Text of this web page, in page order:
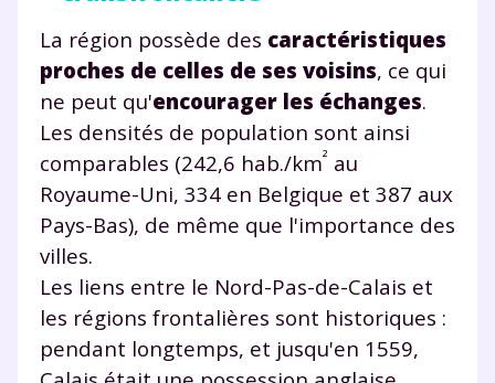
La région possède des caractéristiques
proches de celles de ses voisins, ce qui
ne peut qu'encourager les échanges.
Les densités de population sont ainsi
comparables (242,6 hab./km² au
Royaume-Uni, 334 en Belgique et 387 aux
Pays-Bas), de même que l'importance des
villes.
Les liens entre le Nord-Pas-de-Calais et
les régions frontalières sont historiques :
pendant longtemps, et jusqu'en 1559,